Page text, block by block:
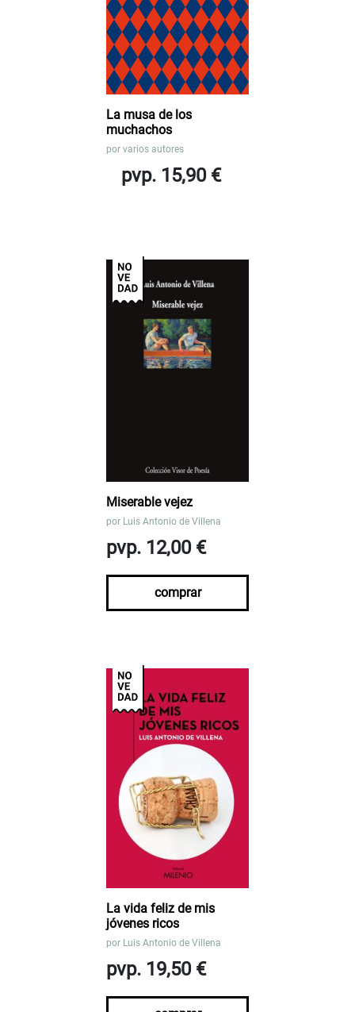
La musa de los
muchachos
por varios autores
pvp. 15,90 €
Miserable vejez
por Luis Antonio de Villena
pvp. 12,00 €
comprar
La vida feliz de mis
jóvenes ricos
por Luis Antonio de Villena
pvp. 19,50 €